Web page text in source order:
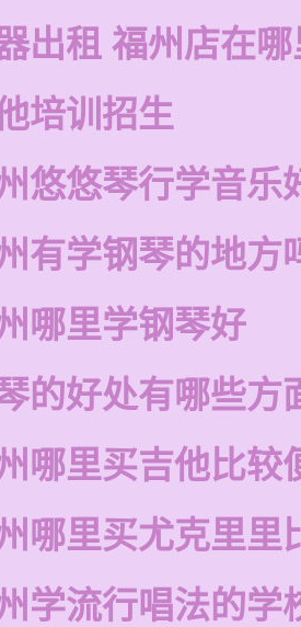
出租 福州店在
培训招生
悠悠琴行学音乐
有学钢琴的地方
哪里学钢琴好
的好处有哪些方
哪里买吉他比较
哪里买尤克里里
学流行唱法的学